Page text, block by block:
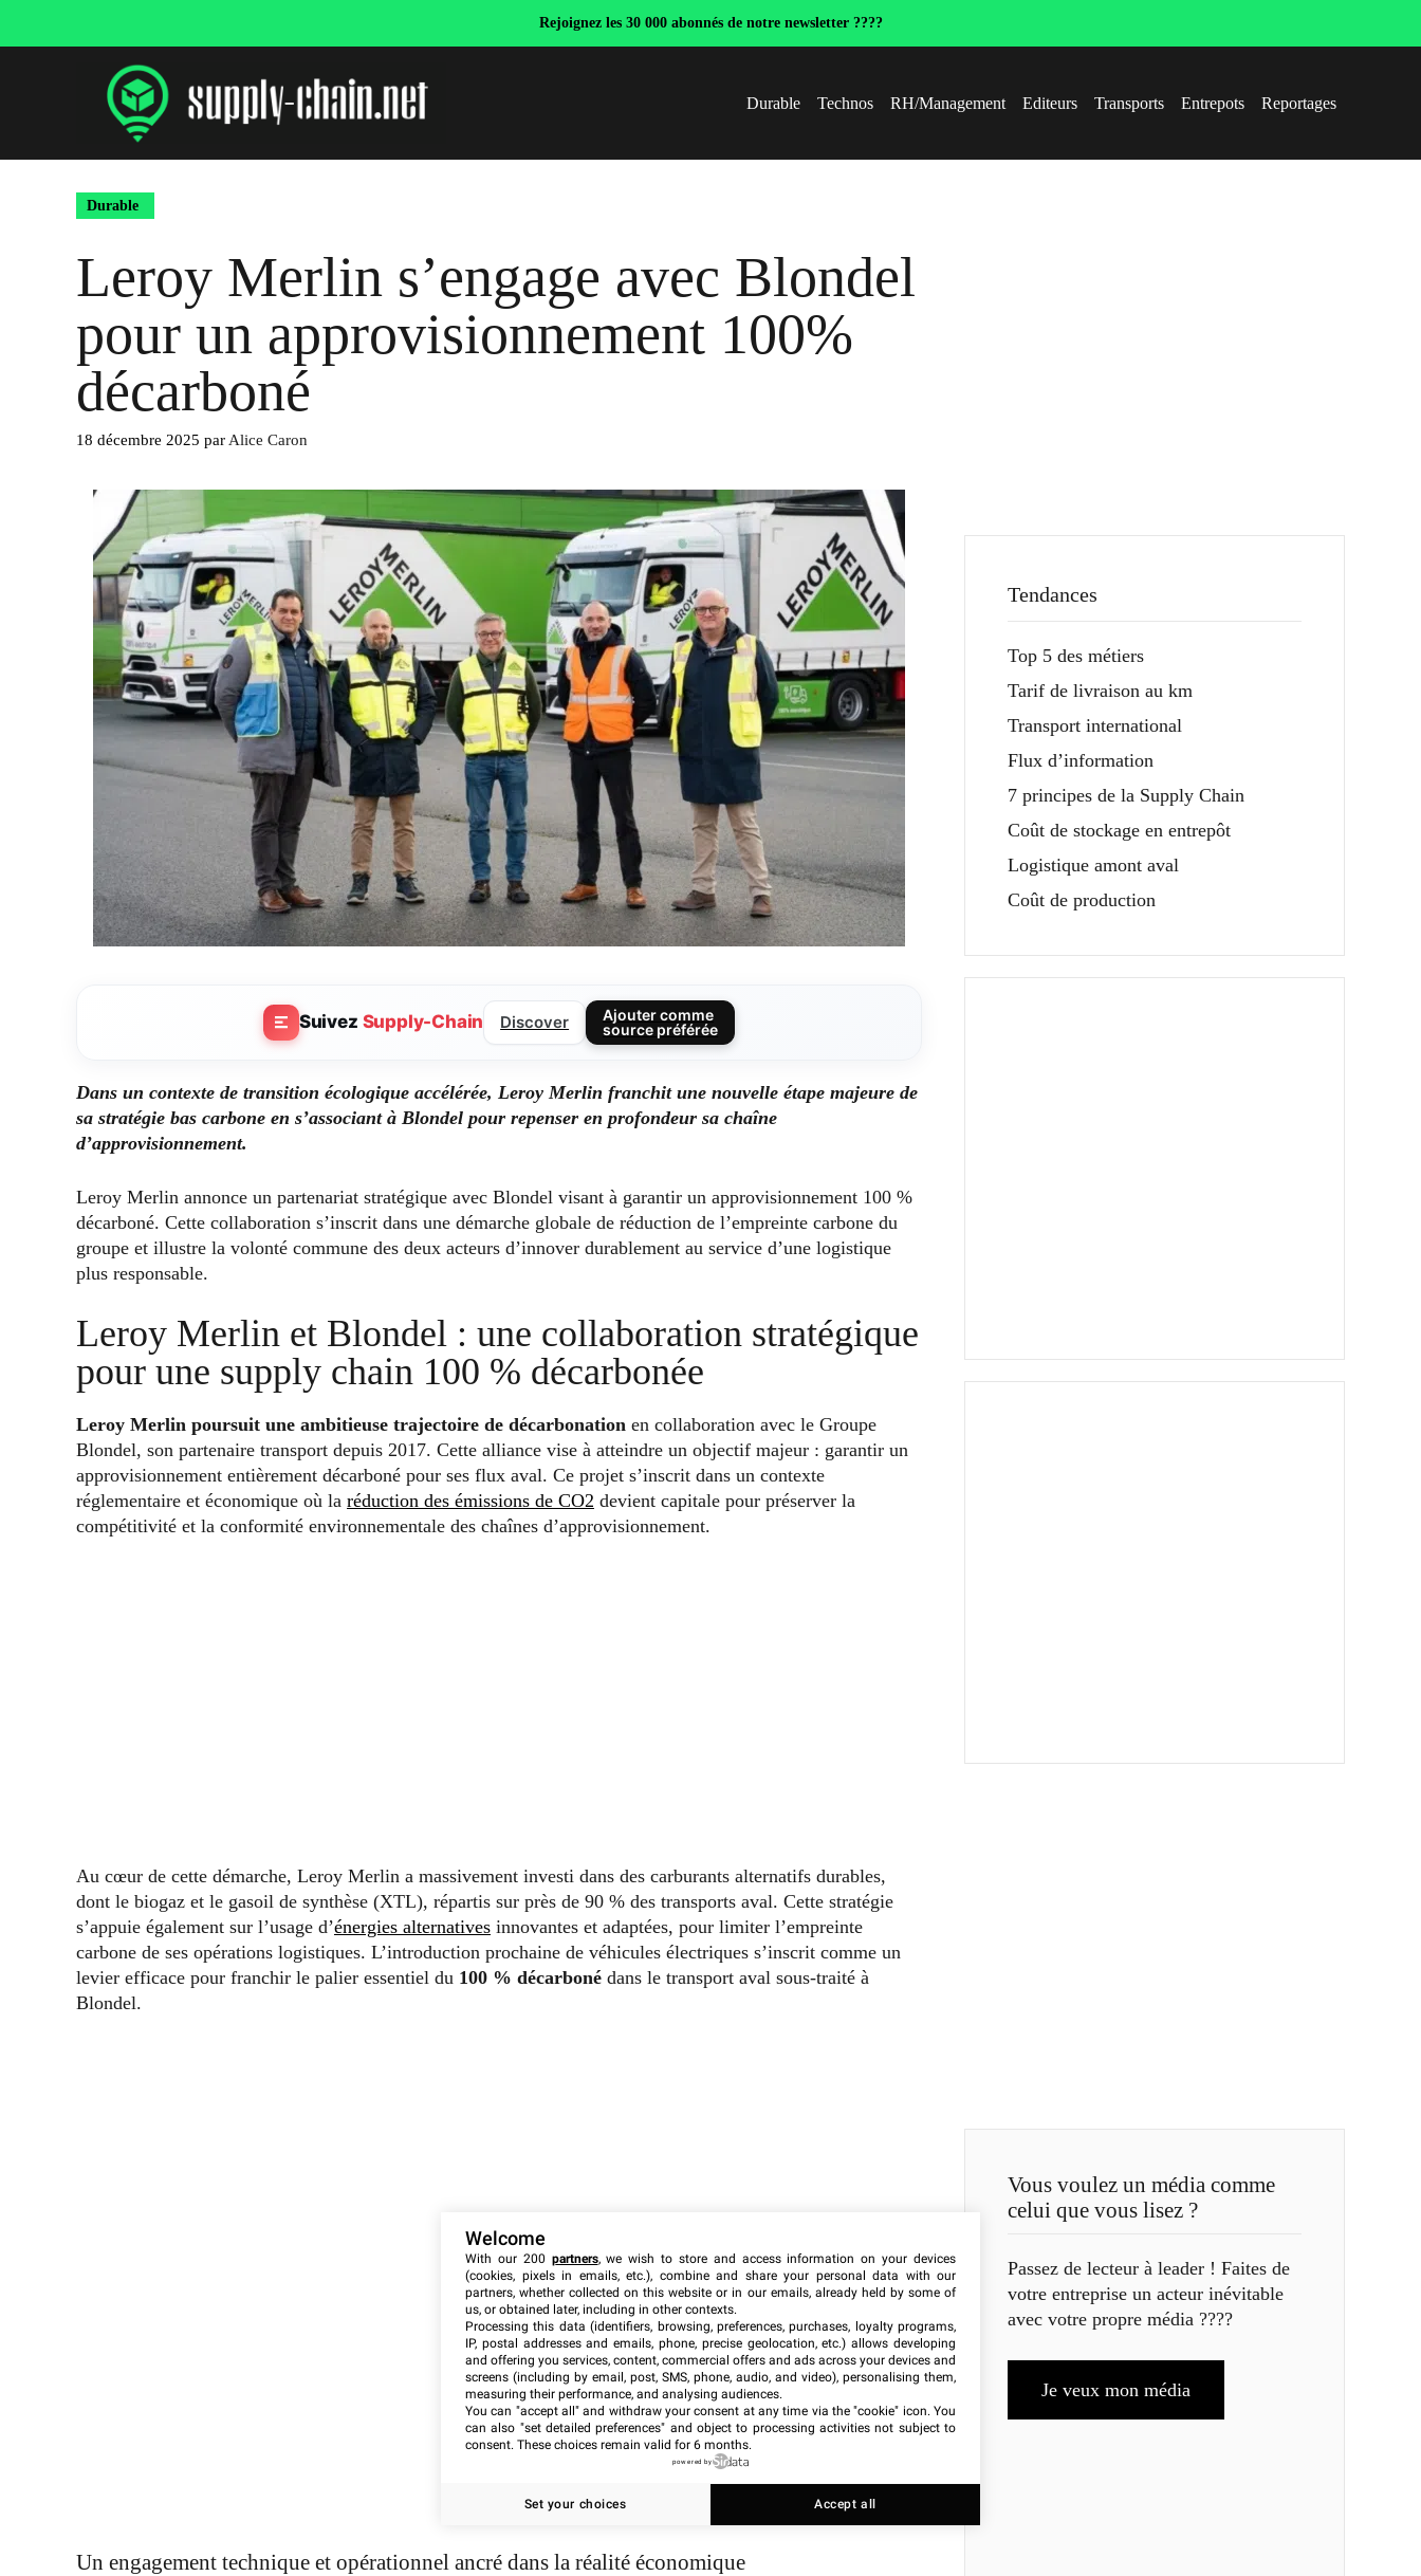
Rejoignez les 30 000 abonnés de notre newsletter ????
Durable Technos RH/Management Editeurs Transports Entrepots Reportages
Durable
Leroy Merlin s’engage avec Blondel
pour un approvisionnement 100%
décarboné
18 décembre 2025 par Alice Caron
Suivez Supply-Chain Discover
Ajouter comme
source préférée
Dans un contexte de transition écologique accélérée, Leroy Merlin franchit une nouvelle étape majeure de
sa stratégie bas carbone en s’associant à Blondel pour repenser en profondeur sa chaîne
d’approvisionnement.
Leroy Merlin annonce un partenariat stratégique avec Blondel visant à garantir un approvisionnement 100 %
décarboné. Cette collaboration s’inscrit dans une démarche globale de réduction de l’empreinte carbone du
groupe et illustre la volonté commune des deux acteurs d’innover durablement au service d’une logistique
plus responsable.
Leroy Merlin et Blondel : une collaboration stratégique
pour une supply chain 100 % décarbonée
Leroy Merlin poursuit une ambitieuse trajectoire de décarbonation en collaboration avec le Groupe
Blondel, son partenaire transport depuis 2017. Cette alliance vise à atteindre un objectif majeur : garantir un
approvisionnement entièrement décarboné pour ses flux aval. Ce projet s’inscrit dans un contexte
réglementaire et économique où la réduction des émissions de CO2 devient capitale pour préserver la
compétitivité et la conformité environnementale des chaînes d’approvisionnement.
Au cœur de cette démarche, Leroy Merlin a massivement investi dans des carburants alternatifs durables,
dont le biogaz et le gasoil de synthèse (XTL), répartis sur près de 90 % des transports aval. Cette stratégie
s’appuie également sur l’usage d’énergies alternatives innovantes et adaptées, pour limiter l’empreinte
carbone de ses opérations logistiques. L’introduction prochaine de véhicules électriques s’inscrit comme un
levier efficace pour franchir le palier essentiel du 100 % décarboné dans le transport aval sous-traité à
Blondel.
Un engagement technique et opérationnel ancré dans la réalité économique
Tendances
Top 5 des métiers
Tarif de livraison au km
Transport international
Flux d’information
7 principes de la Supply Chain
Coût de stockage en entrepôt
Logistique amont aval
Coût de production
Vous voulez un média comme
celui que vous lisez ?
Passez de lecteur à leader ! Faites de
votre entreprise un acteur inévitable
avec votre propre média ????
Je veux mon média
Welcome
With our 200 partners, we wish to store and access information on your devices
(cookies, pixels in emails, etc.), combine and share your personal data with our
partners, whether collected on this website or in our emails, already held by some of
us, or obtained later, including in other contexts.
Processing this data (identifiers, browsing, preferences, purchases, loyalty programs,
IP, postal addresses and emails, phone, precise geolocation, etc.) allows developing
and offering you services, content, commercial offers and ads across your devices and
screens (including by email, post, SMS, phone, audio, and video), personalising them,
measuring their performance, and analysing audiences.
You can "accept all" and withdraw your consent at any time via the "cookie" icon. You
can also "set detailed preferences" and object to processing activities not subject to
consent. These choices remain valid for 6 months.
powered by
Set your choices Accept all